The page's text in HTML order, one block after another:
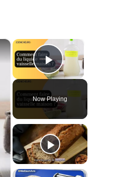
Play Video
Now Playing
×